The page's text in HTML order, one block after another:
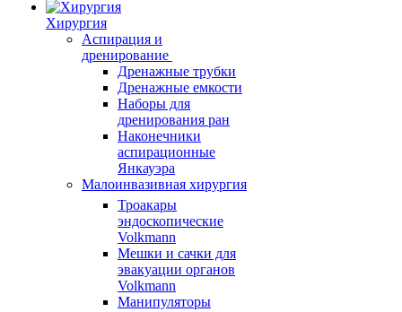
Хирургия
Аспирация и
дренирование
Дренажные трубки
Дренажные емкости
Наборы для
дренирования ран
Наконечники
аспирационные
Янкауэра
Малоинвазивная хирургия
Троакары
эндоскопические
Volkmann
Мешки и сачки для
эвакуации органов
Volkmann
Манипуляторы